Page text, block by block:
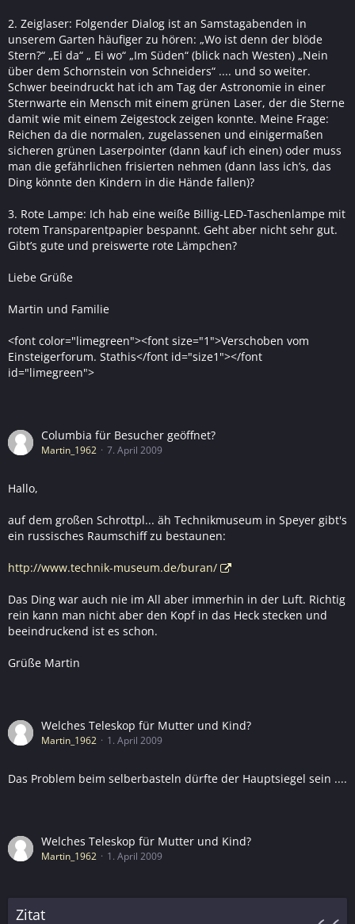
2. Zeiglaser: Folgender Dialog ist an Samstagabenden in
unserem Garten häufiger zu hören: „Wo ist denn der blöde
Stern?“ „Ei da“ „ Ei wo“ „Im Süden“ (blick nach Westen) „Nein
über dem Schornstein von Schneiders“ .... und so weiter.
Schwer beeindruckt hat ich am Tag der Astronomie in einer
Sternwarte ein Mensch mit einem grünen Laser, der die Sterne
damit wie mit einem Zeigestock zeigen konnte. Meine Frage:
Reichen da die normalen, zugelassenen und einigermaßen
sicheren grünen Laserpointer (dann kauf ich einen) oder muss
man die gefährlichen frisierten nehmen (dann lass ich’s, das
Ding könnte den Kindern in die Hände fallen)?
3. Rote Lampe: Ich hab eine weiße Billig-LED-Taschenlampe mit
rotem Transparentpapier bespannt. Geht aber nicht sehr gut.
Gibt’s gute und preiswerte rote Lämpchen?
Liebe Grüße
Martin und Familie
<font color="limegreen"><font size="1">Verschoben vom
Einsteigerforum. Stathis</font id="size1"></font
id="limegreen">
Columbia für Besucher geöffnet?
Martin_1962 7. April 2009
Hallo,
auf dem großen Schrottpl... äh Technikmuseum in Speyer gibt's
ein russisches Raumschiff zu bestaunen:
http://www.technik-museum.de/buran/
Das Ding war auch nie im All aber immerhin in der Luft. Richtig
rein kann man nicht aber den Kopf in das Heck stecken und
beeindruckend ist es schon.
Grüße Martin
Welches Teleskop für Mutter und Kind?
Martin_1962 1. April 2009
Das Problem beim selberbasteln dürfte der Hauptsiegel sein ....
Welches Teleskop für Mutter und Kind?
Martin_1962 1. April 2009
Zitat